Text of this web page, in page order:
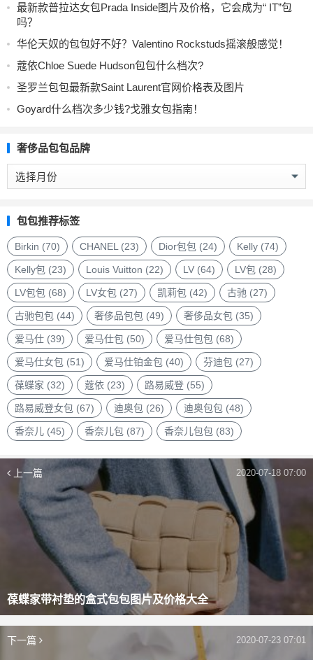
最新款普拉达女包Prada Inside图片及价格，它会成为“ IT”包
吗？
华伦天奴的包包好不好？Valentino Rockstuds摇滚般感觉！
蔻依Chloe Suede Hudson包包什么档次?
圣罗兰包包最新款Saint Laurent官网价格表及图片
Goyard什么档次多少钱?戈雅女包指南！
奢侈品包包品牌
奢
侈
包
包
品
牌
包包推荐标签
Birkin (70) CHANEL (23) Dior包包 (24) Kelly (74)
Kelly包 (23) Louis Vuitton (22) LV (64) LV包 (28)
LV包包 (68) LV女包 (27) 凯莉包 (42) 古驰 (27)
古驰包包 (44) 奢侈品包包 (49) 奢侈品女包 (35)
爱马仕 (39) 爱马仕包 (50) 爱马仕包包 (68)
爱马仕女包 (51) 爱马仕铂金包 (40) 芬迪包 (27)
葆蝶家 (32) 蔻依 (23) 路易威登 (55)
路易威登女包 (67) 迪奥包 (26) 迪奥包包 (48)
香奈儿 (45) 香奈儿包 (87) 香奈儿包包 (83)
上一篇
葆蝶家带衬垫的盒式包包图片及价格大全
2020-07-18 07:00
下一篇 2020-07-23 07:01